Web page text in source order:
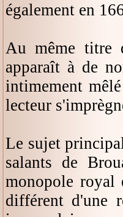
également en
Au même titre
apparaît à de
intimement
lecteur
Le sujet
salants de
monopole
différent d'une